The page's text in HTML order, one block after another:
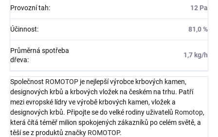
Provozní tah: 12 Pa
Účinnost: 81,0 %
Průměrná spotřeba
dřeva:
1,7 kg/h
Společnost ROMOTOP je nejlepší výrobce krbových kamen,
designových krbů a krbových vložek na českém na trhu. Patří
mezi evropské lídry ve výrobě krbových kamen, vložek a
designových krbů. Připojte se do velké rodiny uživatelů Romotop,
která čítá téměř milion spokojených zákazníků po celém světě, a
těší se z produktů značky ROMOTOP.